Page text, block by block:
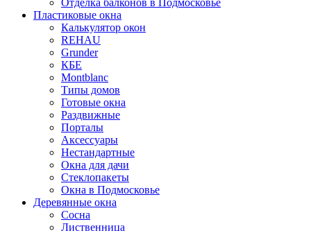
Отделка балконов в Подмосковье
Пластиковые окна
Калькулятор окон
REHAU
Grunder
КБЕ
Montblanc
Типы домов
Готовые окна
Раздвижные
Порталы
Аксессуары
Нестандартные
Окна для дачи
Стеклопакеты
Окна в Подмосковье
Деревянные окна
Сосна
Лиственница